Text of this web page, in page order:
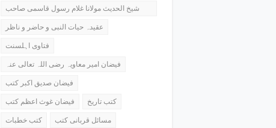
شیخ الحدیث مولانا غلام رسول قاسمی صاحب
کتب
عقیدہ حیات النبی و حاضر و ناظر
فتاوی اہلسنت
فیضان امیر معاویہ رضی اللہ تعالی عنہ
فیضان صدیق اکبر کتب
فیضان غوث اعظم کتب
کتب تاریخ
کتب خطبات
مسائل قربانی کتب